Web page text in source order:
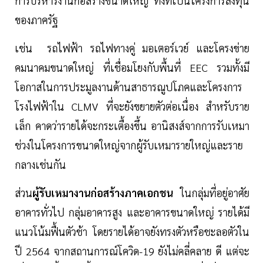
ของภาครัฐ
เช่น รถไฟฟ้า รถไฟทางคู่ มอเตอร์เวย์ และโครงข่าย
คมนาคมขนาดใหญ่ ที่เชื่อมโยงกับพื้นที่ EEC รวมทั้งมี
โอกาสในการประมูลงานด้านสาธารณูปโภคและโครงการ
โรงไฟฟ้าใน CLMV ที่จะยังขยายตัวต่อเนื่อง สำหรับราย
เล็ก คาดว่ารายได้จะกระเตื้องขึ้น อานิสงส์จากการรับเหมา
ช่วงในโครงการขนาดใหญ่จากผู้รับเหมารายใหญ่และราย
กลางเช่นกัน
ส่วนผู้รับเหมางานก่อสร้างภาคเอกชน ในกลุ่มที่อยู่อาศัย
อาคารทั่วไป กลุ่มอาคารสูง และอาคารขนาดใหญ่ รายได้มี
แนวโน้มฟื้นตัวช้า โดยรายได้อาจยังทรงตัวหรือชะลอตัวใน
ปี 2564 จากสถานการณ์โควิด-19 ยังไม่คลี่คลาย ดี แต่จะ